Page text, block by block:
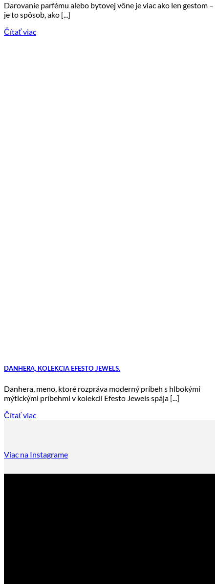
Darovanie parfému alebo bytovej vône je viac ako len gestom –
je to spôsob, ako [...]
Čítať viac
DANHERA, KOLEKCIA EFESTO JEWELS.
Danhera, meno, ktoré rozpráva moderný príbeh s hlbokými
mýtickými príbehmi v kolekcii Efesto Jewels spája [...]
Čítať viac
Viac na Instagrame